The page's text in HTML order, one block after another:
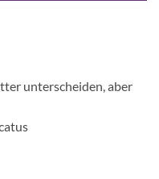
unterscheiden, aber